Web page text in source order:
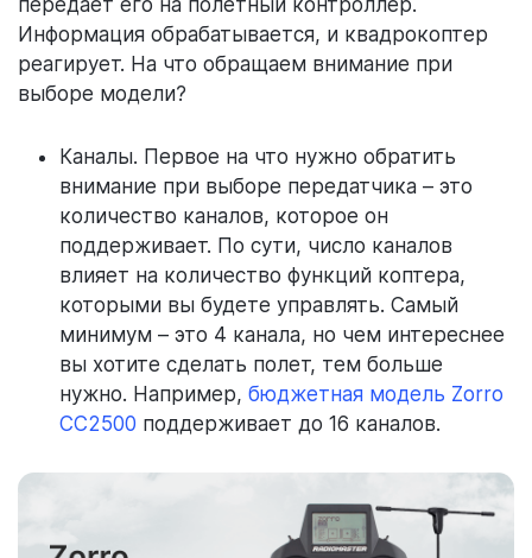
Информация обрабатывается, и квадрокоптер
реагирует. На что обращаем внимание при
выборе модели?
Каналы. Первое на что нужно обратить
внимание при выборе передатчика – это
количество каналов, которое он
поддерживает. По сути, число каналов
влияет на количество функций коптера,
которыми вы будете управлять. Самый
минимум – это 4 канала, но чем интереснее
вы хотите сделать полет, тем больше
нужно. Например, бюджетная модель Zorro
CC2500 поддерживает до 16 каналов.